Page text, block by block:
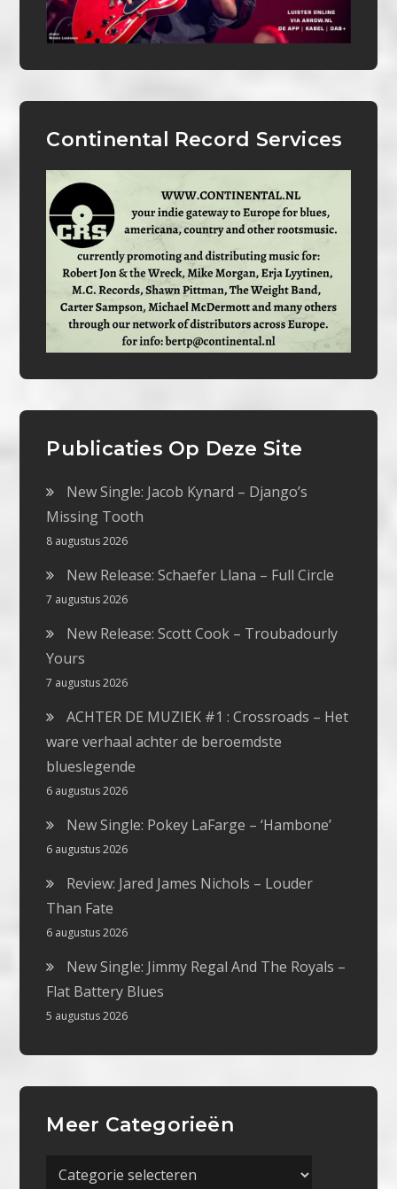
Continental Record Services
Publicaties Op Deze Site
New Single: Jacob Kynard – Django’s
Missing Tooth
8 augustus 2026
New Release: Schaefer Llana – Full Circle
7 augustus 2026
New Release: Scott Cook – Troubadourly
Yours
7 augustus 2026
ACHTER DE MUZIEK #1 : Crossroads – Het
ware verhaal achter de beroemdste
blueslegende
6 augustus 2026
New Single: Pokey LaFarge – ‘Hambone’
6 augustus 2026
Review: Jared James Nichols – Louder
Than Fate
6 augustus 2026
New Single: Jimmy Regal And The Royals –
Flat Battery Blues
5 augustus 2026
Meer Categorieën
Meer